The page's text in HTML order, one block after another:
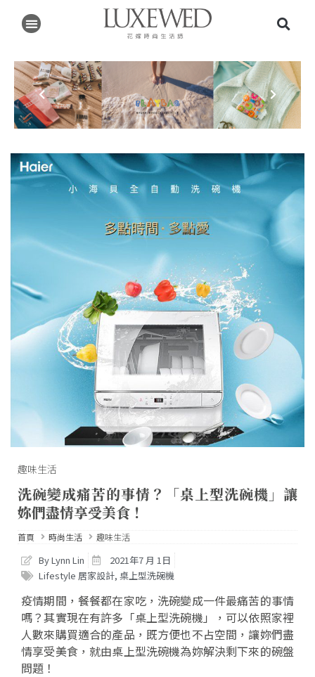
趣味生活
洗碗變成痛苦的事情？「桌上型洗碗機」讓
妳們盡情享受美食！
首頁 時尚生活 趣味生活
By Lynn Lin
2021年7 月 1日
Lifestyle 居家設計, 桌上型洗碗機
疫情期間，餐餐都在家吃，洗碗變成一件最痛苦的事情
嗎？其實現在有許多「桌上型洗碗機」，可以依照家裡
人數來購買適合的產品，既方便也不占空間，讓妳們盡
情享受美食，就由桌上型洗碗機為妳解決剩下來的碗盤
問題！